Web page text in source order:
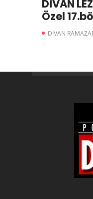
DİVAN
Özel
DIVAN